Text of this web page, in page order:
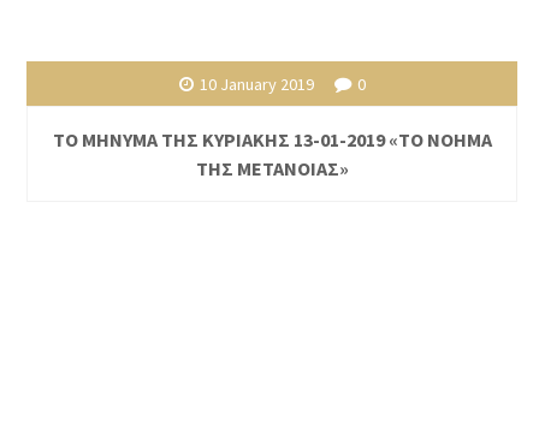
10 January 2019 0
ΤΟ ΜΗΝΥΜΑ ΤΗΣ ΚΥΡΙΑΚΗΣ 13-01-2019 «ΤΟ ΝΟΗΜΑ
ΤΗΣ ΜΕΤΑΝΟΙΑΣ»